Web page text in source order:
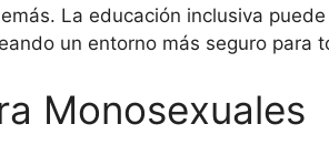
La educación inclusiva
un entorno más seguro para
Monosexuales